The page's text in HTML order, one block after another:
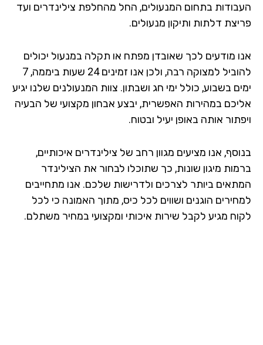
בתחום המנעולים, החל מהחלפת צילינדרים ועד
דלתות ותיקון מנעולים.
מודעים לכך שאובדן מפתח או תקלה במנעול יכולים
להוביל למצוקה רבה, ולכן אנו זמינים 24 שעות ביממה, 7
בשבוע, כולל ימי חג ושבתון. צוות המנעולנים שלנו יגיע
במהירות האפשרית, יבצע אבחון מקצועי של הבעיה
אותה באופן יעיל ובטוח.
אנו מציעים מגוון רחב של צילינדרים איכותיים,
מיגון שונות, כך שתוכלו לבחור את הצילינדר
ביותר לצרכים ולדרישות שלכם. אנו מתחייבים
הוגנים ושווים לכל כיס, מתוך האמונה כי לכל
מגיע לקבל שירות איכותי ומקצועי במחיר משתלם.